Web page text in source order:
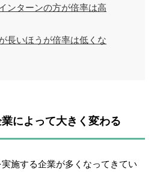
ンターンの方が倍率は高
長いほうが倍率は低くな
によって大きく変わる
施する企業が多くなってきてい